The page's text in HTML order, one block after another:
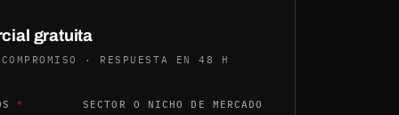
gratuita
· RESPUESTA EN 48 H
* SECTOR O NICHO DE MERCADO